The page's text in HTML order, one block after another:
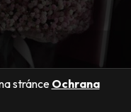
stránce Ochrana